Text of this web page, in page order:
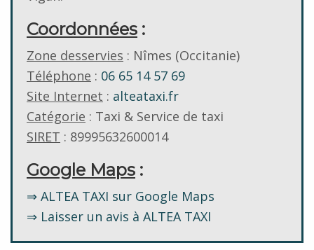
Coordonnées :
Zone desservies : Nîmes (Occitanie)
Téléphone : 06 65 14 57 69
Site Internet : alteataxi.fr
Catégorie : Taxi & Service de taxi
SIRET : 89995632600014
Google Maps :
⇒ ALTEA TAXI sur Google Maps
⇒ Laisser un avis à ALTEA TAXI